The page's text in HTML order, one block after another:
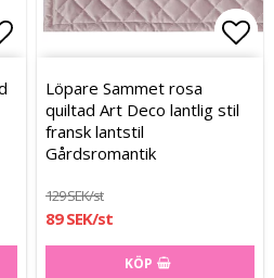
till i favoritlistan
till i favoritlistan
Löpare Sammet rosa
quiltad Art Deco lantlig stil
fransk lantstil
Gårdsromantik
129 SEK/st
89 SEK/st
KÖP